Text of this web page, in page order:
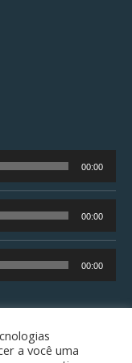
00:00
00:00
00:00
a você uma